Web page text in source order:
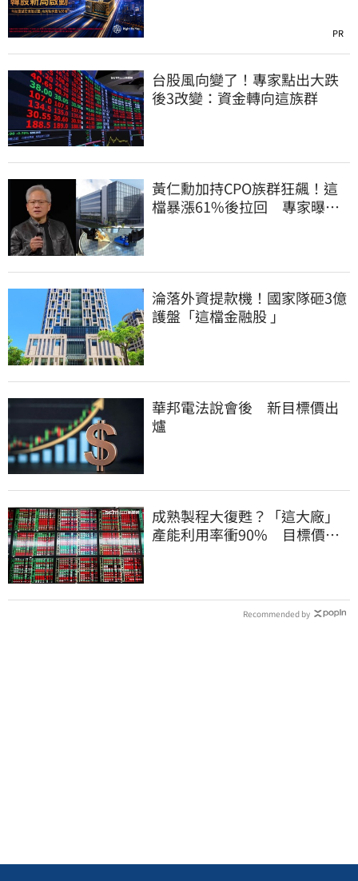
PR
台股風向變了！專家點出大跌
後3改變：資金轉向這族群
黃仁勳加持CPO族群狂飆！這
檔暴漲61%後拉回 專家曝
淪落外資提款機！國家隊砸3億
護盤「這檔金融股 」
華邦電法說會後 新目標價出
爐
成熟製程大復甦？「這大廠」
產能利用率衝90% 目標價上
Recommended by